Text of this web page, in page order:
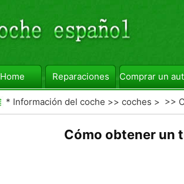
Home Reparaciones Comprar un
* Información del coche >> coches > >>
Cómo obtener un